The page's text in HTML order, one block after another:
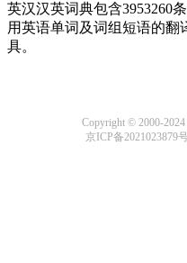
英汉汉英词典包含3953260
用英语单词及词组短语的翻
具。
Copyright © 2000-2024
京ICP备2021023879